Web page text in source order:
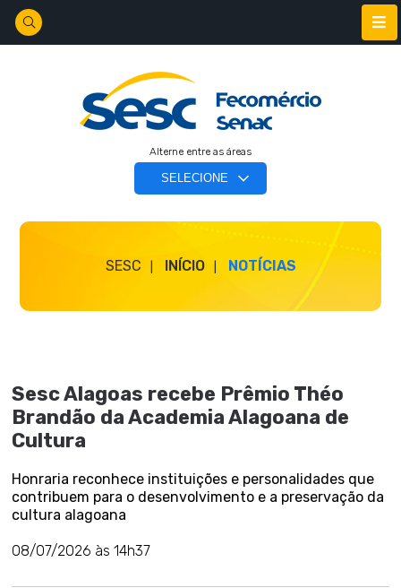
Alterne entre as áreas
SESC INÍCIO NOTÍCIAS
Sesc Alagoas recebe Prêmio Théo
Brandão da Academia Alagoana de
Cultura
Honraria reconhece instituições e personalidades que
contribuem para o desenvolvimento e a preservação da
cultura alagoana
08/07/2026 às 14h37